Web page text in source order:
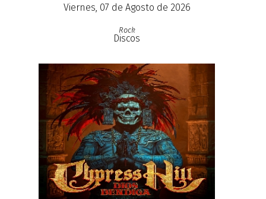
Viernes, 07 de Agosto de 2026
Rock
Discos